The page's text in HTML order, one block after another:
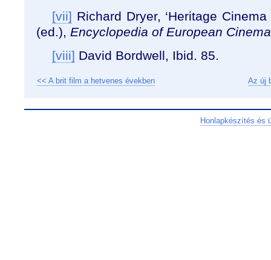
[vii] Richard Dryer, ‘Heritage
(ed.), Encyclopedia of European
[viii] David Bordwell, Ibid. 85.
<< A brit film a hetvenes években Az új
Honlapkészítés és